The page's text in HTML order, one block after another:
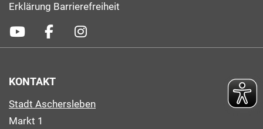
Erklärung Barrierefreiheit
KONTAKT
Stadt Aschersleben
Markt 1